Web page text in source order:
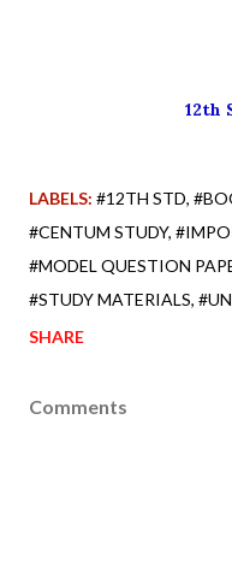
12th
LABELS: #12TH STD
#CENTUM STUDY
#MODEL QUESTION
#STUDY MATERIALS
SHARE
Comments